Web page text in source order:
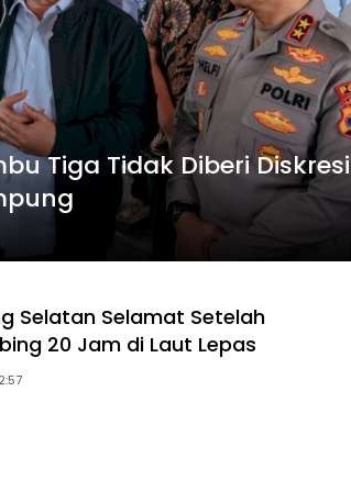
Tiga Tidak Diberi Diskresi
Selatan Selamat Setelah
20 Jam di Laut Lepas